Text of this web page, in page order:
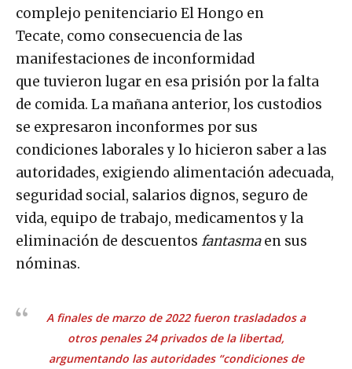
complejo penitenciario El Hongo en
Tecate, como consecuencia de las
manifestaciones de inconformidad
que tuvieron lugar en esa prisión por la falta
de comida. La mañana anterior, los custodios
se expresaron inconformes por sus
condiciones laborales y lo hicieron saber a las
autoridades, exigiendo alimentación adecuada,
seguridad social, salarios dignos, seguro de
vida, equipo de trabajo, medicamentos y la
eliminación de descuentos fantasmaen sus
nóminas.
A finales de marzo de 2022 fueron trasladados a
otros penales 24 privados de la libertad,
argumentando las autoridades “condiciones de